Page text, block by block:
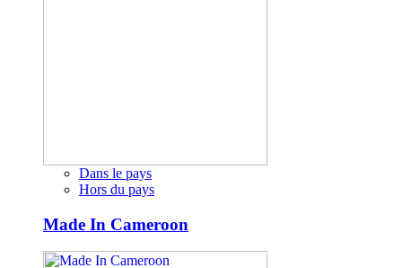
Dans le pays
Hors du pays
Made In Cameroon